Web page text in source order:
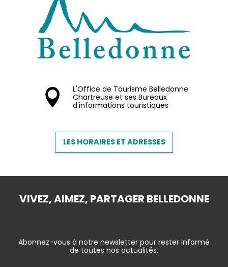
L'Office de Tourisme Belledonne
Chartreuse et ses Bureaux
d'informations touristiques
LES HORAIRES ET ADRESSES
VIVEZ, AIMEZ, PARTAGER BELLEDONNE
Abonnez-vous à notre newsletter pour rester informé
de toutes nos actualités.